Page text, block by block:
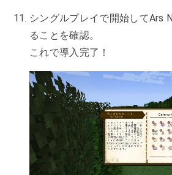
シングルプレイで開始してArs
ることを確認。
これで導入完了！